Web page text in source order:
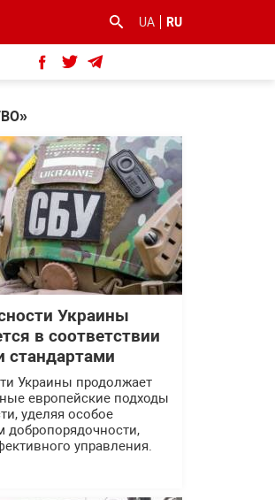
UA RU
Украины
в соответствии
стандартами
Украины продолжает
европейские подходы
уделяя особое
добропорядочности,
управления.